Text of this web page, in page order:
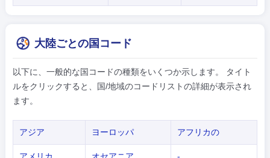
大陸ごとの国コード
以下に、一般的な国コードの種類をいくつか示します。 タイト
ルをクリックすると、国/地域のコードリストの詳細が表示され
ます。
アジア ヨーロッパ アフリカの